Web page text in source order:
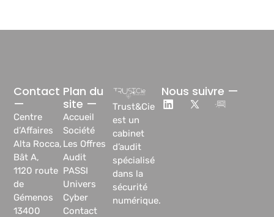
Trust&Cie
est un
cabinet
d’audit
spécialisé
dans la
sécurité
numérique.
Plan du
site —
Accueil
Société
Les Offres
Audit
PASSI
Univers
Cyber
Contact
Contact
—
Centre
d’Affaires
Alta Rocca,
Bât A,
1120 route
de
Gémenos
13400
Nous suivre —